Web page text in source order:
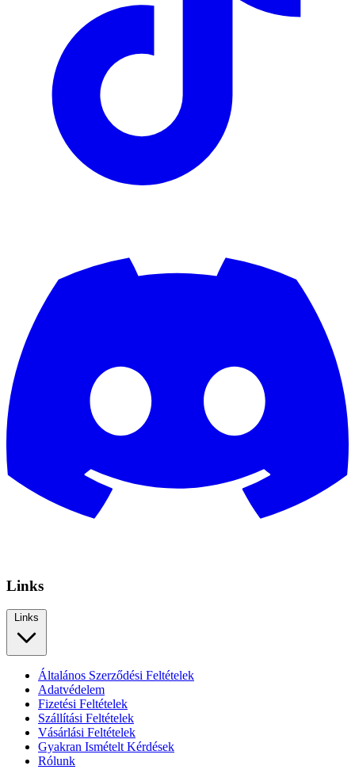
Links
Links
Általános Szerződési Feltételek
Adatvédelem
Fizetési Feltételek
Szállítási Feltételek
Vásárlási Feltételek
Gyakran Ismételt Kérdések
Rólunk